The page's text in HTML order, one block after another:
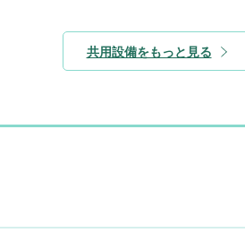
共用設備をもっと見る